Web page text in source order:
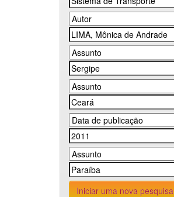
Iniciar uma nova pesquisa